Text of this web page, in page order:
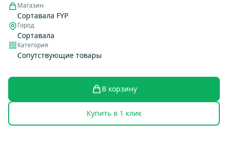
Магазин
Сортавала FYP
Город
Сортавала
Категория
Сопутствующие товары
В корзину
Купить в 1 клик